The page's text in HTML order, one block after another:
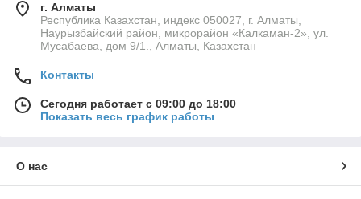
г. Алматы
Республика Казахстан, индекс 050027, г. Алматы,
Наурызбайский район, микрорайон «Калкаман-2», ул.
Мусабаева, дом 9/1., Алматы, Казахстан
Контакты
Сегодня работает с 09:00 до 18:00
Показать весь график работы
О нас